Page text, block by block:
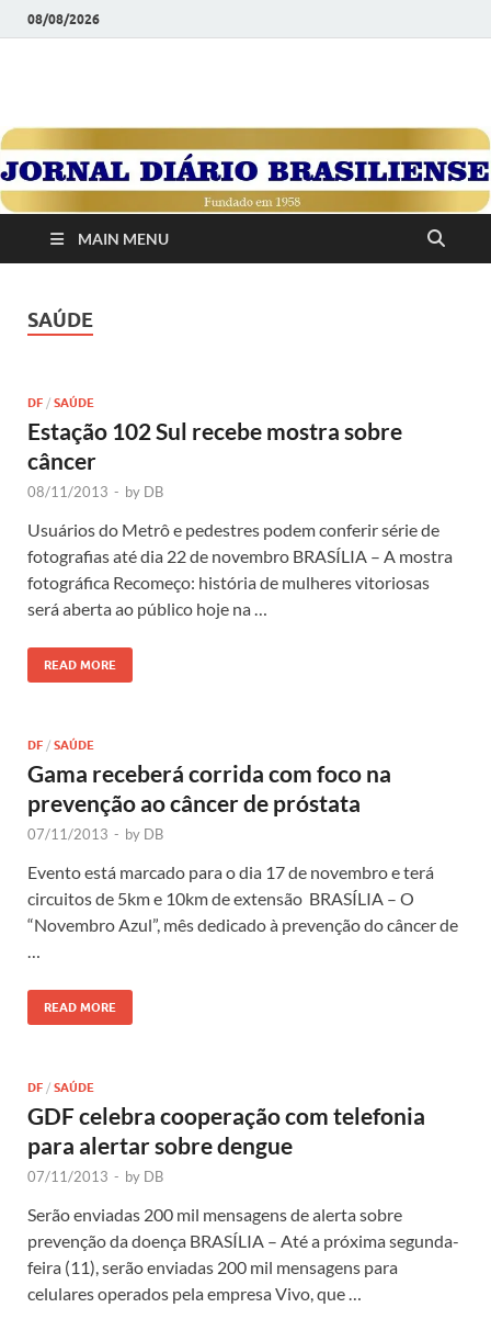
08/08/2026
JORNAL DIÁRIO
BRASILIENSE
1958
MAIN MENU
SAÚDE
DF / SAÚDE
Estação 102 Sul recebe mostra sobre
câncer
08/11/2013 - by DB
Usuários do Metrô e pedestres podem conferir série de
fotografias até dia 22 de novembro BRASÍLIA – A mostra
fotográfica Recomeço: história de mulheres vitoriosas
será aberta ao público hoje na …
READ MORE
DF / SAÚDE
Gama receberá corrida com foco na
prevenção ao câncer de próstata
07/11/2013 - by DB
Evento está marcado para o dia 17 de novembro e terá
circuitos de 5km e 10km de extensão BRASÍLIA – O
“Novembro Azul”, mês dedicado à prevenção do câncer de
…
READ MORE
DF / SAÚDE
GDF celebra cooperação com telefonia
para alertar sobre dengue
07/11/2013 - by DB
Serão enviadas 200 mil mensagens de alerta sobre
prevenção da doença BRASÍLIA – Até a próxima segunda-
feira (11), serão enviadas 200 mil mensagens para
celulares operados pela empresa Vivo, que …